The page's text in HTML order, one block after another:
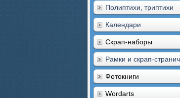
Полиптихи, триптихи
Календари
Скрап-наборы
Рамки и скрап-
Фотокниги
Wordarts